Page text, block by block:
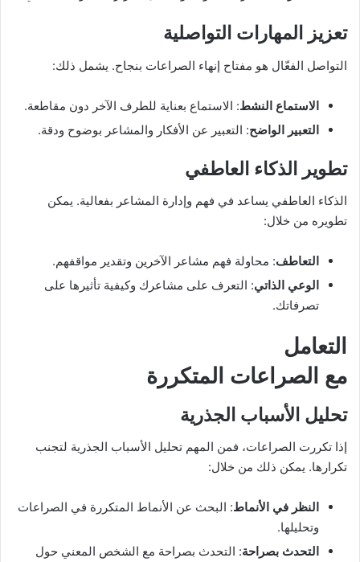
تعزيز المهارات التواصلية
التواصل الفعّال هو مفتاح إنهاء الصراعات بنجاح. يشمل ذلك:
الاستماع النشط: الاستماع بعناية للطرف الآخر دون مقاطعة.
التعبير الواضح: التعبير عن الأفكار والمشاعر بوضوح ودقة.
تطوير الذكاء العاطفي
الذكاء العاطفي يساعد في فهم وإدارة المشاعر بفعالية. يمكن
تطويره من خلال:
التعاطف: محاولة فهم مشاعر الآخرين وتقدير مواقفهم.
الوعي الذاتي: التعرف على مشاعرك وكيفية تأثيرها على
تصرفاتك.
التعامل
مع الصراعات المتكررة
تحليل الأسباب الجذرية
إذا تكررت الصراعات، فمن المهم تحليل الأسباب الجذرية لتجنب
تكرارها. يمكن ذلك من خلال:
النظر في الأنماط: البحث عن الأنماط المتكررة في الصراعات
وتحليلها.
التحدث بصراحة: التحدث بصراحة مع الشخص المعني حول